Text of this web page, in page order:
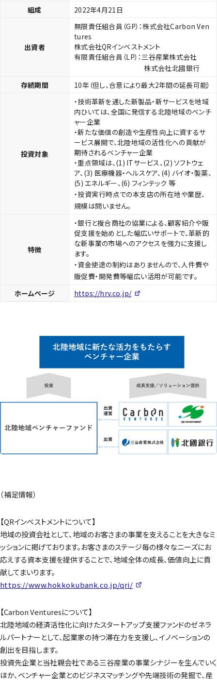
組成 2022年4月21日
出資者
無限責任組合員（GP）：株式会社Carbon Ven
tures
株式会社QRインベストメント
有限責任組合員（LP）：三谷産業株式会社
株式会社北國銀行
存続期間
10年（但し、合意により最大2年間の延長可能）
投資対象
・技術革新を通した新製品・新サービスを地域
内ひいては、全国に発信する北陸地域のベンチ
ャー企業
・新たな価値の創造や生産性向上に資するサ
ービス展開で、北陸地域の活性化への貢献が
期待されるベンチャー企業
・重点領域は、(1) ITサービス、(2) ソフトウェ
ア、(3) 医療機器・ヘルスケア、(4) バイオ・製薬、
(5) エネルギー、(6) フィンテック 等
・投資実行時点での本支店の所在地や業歴、
規模は問いません。
特徴
・銀行と複合商社の協業による、顧客紹介や販
促支援を始めとした幅広いサポートで、革新的
な新事業の市場へのアクセスを強力に支援し
ます。
・資金使途の制約はありませんので、人件費や
販促費・開発費等幅広い活用が可能です。
ホームページ
https://hrv.co.jp/
（補足情報）
【QRインベストメントについて】
地域の投資会社として、地域のお客さまの事業を支えることを大きなミ
ッションに掲げております。お客さまのステージ毎の様々なニーズにお
応えする資本支援を提供することで、地域全体の成長、価値向上に貢
献してまいります。
https://www.hokkokubank.co.jp/qri/
【Carbon Venturesについて】
北陸地域の経済活性化に向けたスタートアップ支援ファンドのゼネラ
ルパートナーとして、起業家の持つ滞在力を支援し、イノベーションの
創出を目指します。
投資先企業と当社親会社である三谷産業の事業シナジーを生んでいく
ほか、ベンチャー企業とのビジネスマッチングや先端技術の発掘で、産